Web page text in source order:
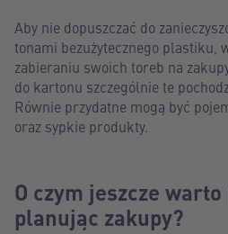
Aby nie dopuszczać do
tonami bezużytecznego plastiku,
zabieraniu swoich toreb na
do kartonu szczególnie te
Równie przydatne mogą być
oraz sypkie produkty.
O czym jeszcze
planując zakupy?